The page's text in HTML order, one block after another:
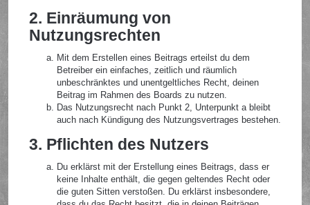
2. Einräumung von
Nutzungsrechten
Mit dem Erstellen eines Beitrags erteilst du dem
Betreiber ein einfaches, zeitlich und räumlich
unbeschränktes und unentgeltliches Recht, deinen
Beitrag im Rahmen des Boards zu nutzen.
Das Nutzungsrecht nach Punkt 2, Unterpunkt a bleibt
auch nach Kündigung des Nutzungsvertrages bestehen.
3. Pflichten des Nutzers
Du erklärst mit der Erstellung eines Beitrags, dass er
keine Inhalte enthält, die gegen geltendes Recht oder
die guten Sitten verstoßen. Du erklärst insbesondere,